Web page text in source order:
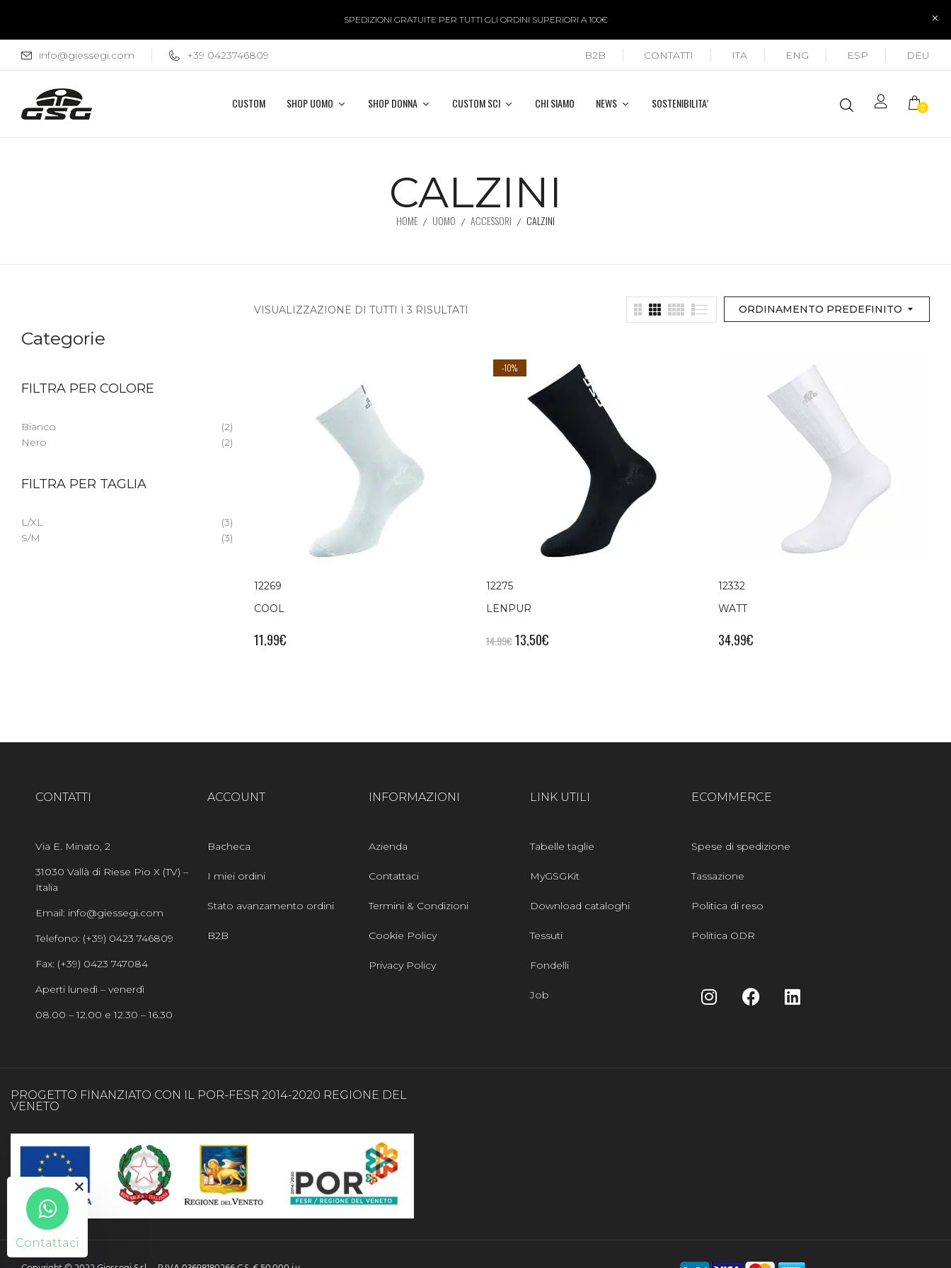
Contattaci
SPEDIZIONI GRATUITE PER TUTTI GLI ORDINI SUPERIORI A 100€
info@giessegi.com +39 0423746809 B2B CONTATTI ITA ENG ESP DEU
CUSTOM SHOP UOMO SHOP DONNA CUSTOM SCI CHI SIAMO NEWS SOSTENIBILITA’ 0
CALZINI
HOME UOMO ACCESSORI CALZINI
Categorie
FILTRA PER COLORE
Bianco
(2)
Nero
(2)
FILTRA PER TAGLIA
L/XL
(3)
S/M
(3)
ORDINAMENTO PREDEFINITO
VISUALIZZAZIONE DI TUTTI I 3 RISULTATI
12269
COOL
11,99€
-10%
12275
LENPUR
14,99€13,50€
12332
WATT
34,99€
CONTATTI
Via E. Minato, 2
31030 Vallà di Riese Pio X (TV) –
Italia
Email: info@giessegi.com
Telefono: (+39) 0423 746809
Fax: (+39) 0423 747084
Aperti lunedì – venerdì
08.00 – 12.00 e 12.30 – 16.30
ACCOUNT
Bacheca
I miei ordini
Stato avanzamento ordini
B2B
INFORMAZIONI
Azienda
Contattaci
Termini & Condizioni
Cookie Policy
Privacy Policy
LINK UTILI
Tabelle taglie
MyGSGKit
Download cataloghi
Tessuti
Fondelli
Job
ECOMMERCE
Spese di spedizione
Tassazione
Politica di reso
Politica ODR
PROGETTO FINANZIATO CON IL POR-FESR 2014-2020 REGIONE DEL
VENETO